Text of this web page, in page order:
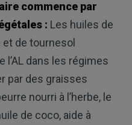
commence par
: Les huiles de
de tournesol
l’AL dans les régimes
par des graisses
nourri à l’herbe, le
de coco, aide à